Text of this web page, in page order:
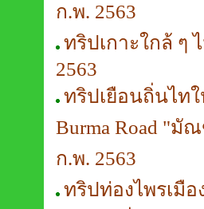
ก.พ. 2563
ทริปเกาะใกล้ ๆ
2563
ทริปเยือนถิ่นไท
Burma Road "มั
ก.พ. 2563
ทริปท่องไพรเมื